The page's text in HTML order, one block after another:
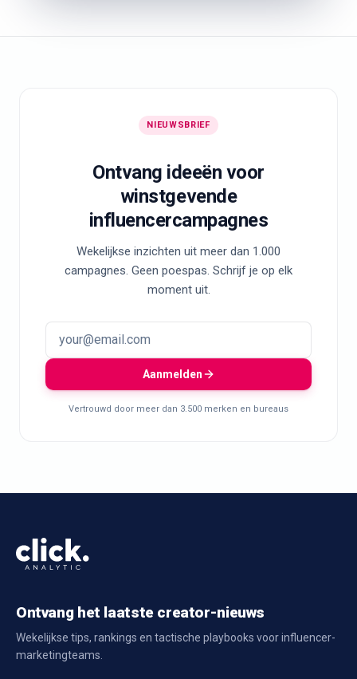
NIEUWSBRIEF
Ontvang ideeën voor
winstgevende
influencercampagnes
Wekelijkse inzichten uit meer dan 1.000
campagnes. Geen poespas. Schrijf je op elk
moment uit.
Aanmelden
Vertrouwd door meer dan 3.500 merken en bureaus
Ontvang het laatste creator-nieuws
Wekelijkse tips, rankings en tactische playbooks voor influencer-
marketingteams.